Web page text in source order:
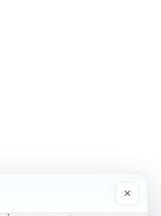
×